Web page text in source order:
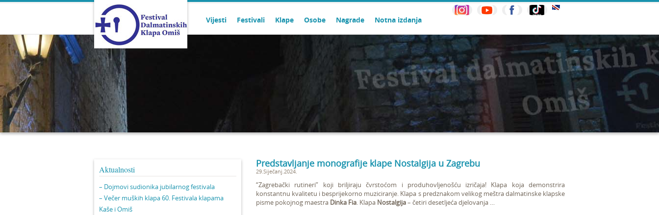
Vijesti Festivali Klape Osobe Nagrade Notna izdanja
Aktualnosti
– Dojmovi sudionika jubilarnog festivala
– Večer muških klapa 60. Festivala klapama
Kaše i Omiš
Predstavljanje monografije klape Nostalgija u Zagrebu
29.Siječanj.2024.
“Zagrebački rutineri” koji briljiraju čvrstoćom i produhovljenošću izričaja! Klapa koja demonstrira
konstantnu kvalitetu i besprijekorno muziciranje. Klapa s predznakom velikog meštra dalmatinske klapske
pisme pokojnog maestra Dinka Fia. Klapa Nostalgija– četiri desetljeća djelovanja …